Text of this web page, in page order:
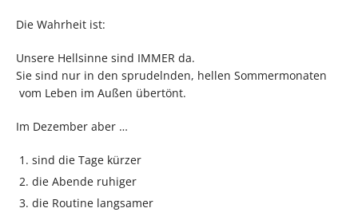
Die Wahrheit ist:
Unsere Hellsinne sind IMMER da.
Sie sind nur in den sprudelnden, hellen Sommermonaten
vom Leben im Außen übertönt.
Im Dezember aber …
sind die Tage kürzer
die Abende ruhiger
die Routine langsamer